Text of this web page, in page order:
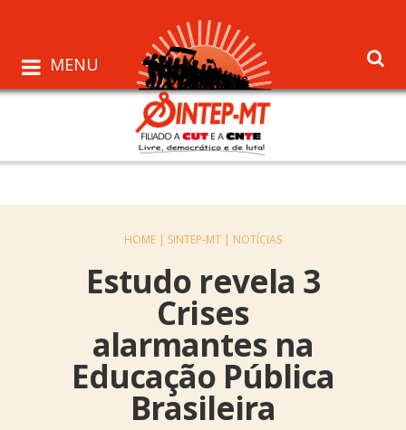
MENU
HOME | SINTEP-MT | NOTÍCIAS
Estudo revela 3
Crises
alarmantes na
Educação Pública
Brasileira